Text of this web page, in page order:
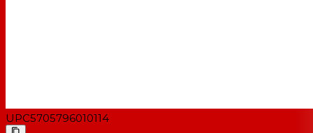
UPC5705796010114